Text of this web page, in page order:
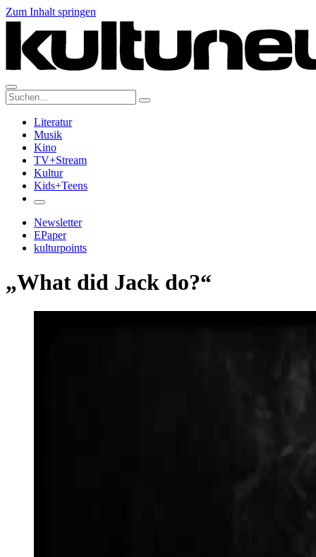
Zum Inhalt springen
Suche:
Literatur
Musik
Kino
TV+Stream
Kultur
Kids+Teens
Newsletter
EPaper
kulturpoints
„What did Jack do?“